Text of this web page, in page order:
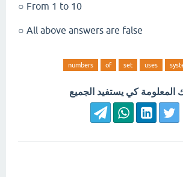
From 1 to 10 ○
All above answers are false ○
uses
set
of
numbers
المعلومة كي يستفيد الجميع